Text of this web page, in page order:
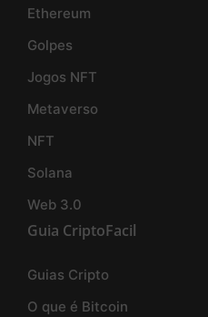
Ethereum
Golpes
Jogos NFT
Metaverso
NFT
Solana
Web 3.0
Guia CriptoFacil
Guias Cripto
O que é Bitcoin